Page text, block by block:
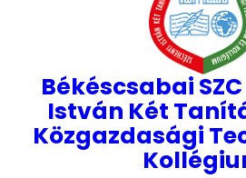
Békéscsabai
István Két
Közgazdasági